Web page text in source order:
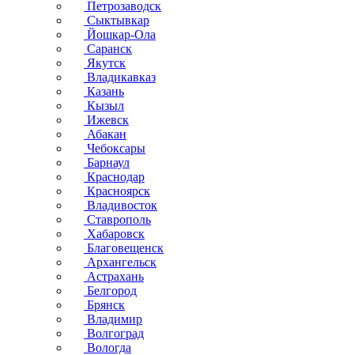
Петрозаводск
Сыктывкар
Йошкар-Ола
Саранск
Якутск
Владикавказ
Казань
Кызыл
Ижевск
Абакан
Чебоксары
Барнаул
Краснодар
Красноярск
Владивосток
Ставрополь
Хабаровск
Благовещенск
Архангельск
Астрахань
Белгород
Брянск
Владимир
Волгоград
Вологда